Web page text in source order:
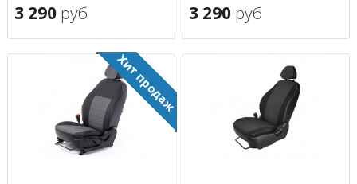
3 290 руб 3 290 руб